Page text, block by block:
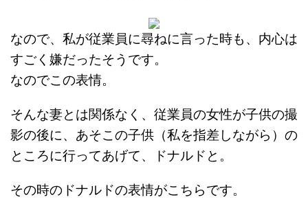
なので、私が従業員に尋ねに言った時も、内心は
すごく嫌だったそうです。
なのでこの表情。
そんな妻とは関係なく、従業員の女性が子供の撮
影の後に、あそこの子供（私を指差しながら）の
ところに行ってあげて、ドナルドと。
その時のドナルドの表情がこちらです。